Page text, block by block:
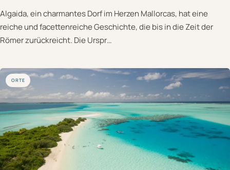
Algaida, ein charmantes Dorf im Herzen Mallorcas, hat eine
reiche und facettenreiche Geschichte, die bis in die Zeit der
Römer zurückreicht. Die Urspr…
ORTE